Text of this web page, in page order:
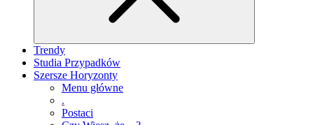
Trendy
Studia Przypadków
Szersze Horyzonty
Menu główne
.
Postaci